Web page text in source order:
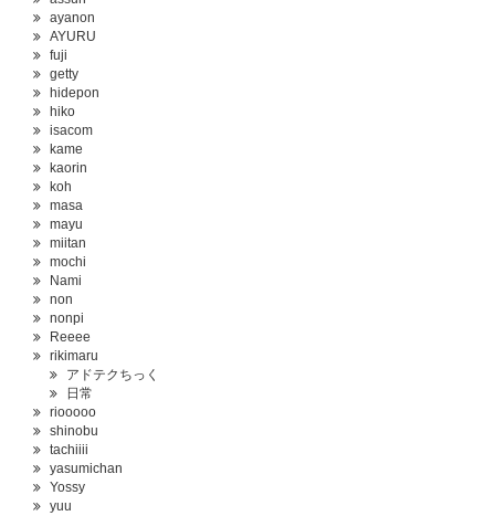
ayanon
AYURU
fuji
getty
hidepon
hiko
isacom
kame
kaorin
koh
masa
mayu
miitan
mochi
Nami
non
nonpi
Reeee
rikimaru
アドテクちっく
日常
riooooo
shinobu
tachiiii
yasumichan
Yossy
yuu